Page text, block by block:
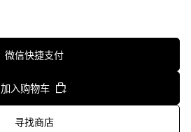
微信快捷支付
加入购物车
寻找商店